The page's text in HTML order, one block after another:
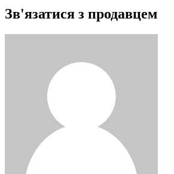
Зв'язатися з продавцем